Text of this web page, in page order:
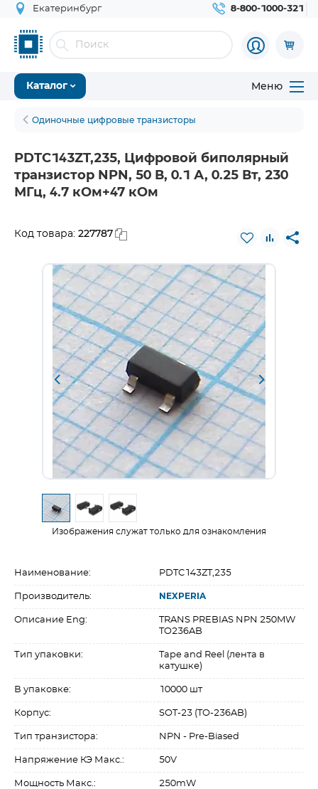
Екатеринбург 8-800-1000-321
Каталог Меню
Одиночные цифровые транзисторы
PDTC143ZT,235, Цифровой биполярный
транзистор NPN, 50 В, 0.1 А, 0.25 Вт, 230
МГц, 4.7 кОм+47 кОм
Код товара: 227787
Изображения служат только для ознакомления
Наименование: PDTC143ZT,235
Производитель: NEXPERIA
Описание Eng:
TRANS PREBIAS NPN 250MW
TO236AB
Тип упаковки:
Tape and Reel (лента в
катушке)
В упаковке: 10000 шт
Корпус: SOT-23 (TO-236AB)
Тип транзистора: NPN - Pre-Biased
Напряжение КЭ Макс.: 50V
Мощность Макс.: 250mW